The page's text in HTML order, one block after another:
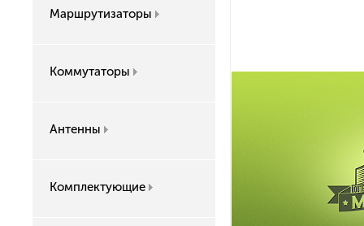
Маршрутизаторы
Коммутаторы
Антенны
Комплектующие